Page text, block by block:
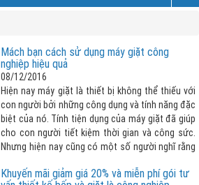
Mách bạn cách sử dụng máy giặt công
nghiệp hiệu quả
08/12/2016
Hiện nay máy giặt là thiết bị không thể thiếu với
con người bởi những công dụng và tính năng đặc
biệt của nó. Tính tiện dụng của máy giặt đã giúp
cho con người tiết kiệm thời gian và công sức.
Nhưng hiện nay cũng có một số người nghĩ rằng
nhanh hỏng và bị ảnh hưởng màu từ các quần áo
Khuyến mãi giảm giá 20% và miễn phí gói tư